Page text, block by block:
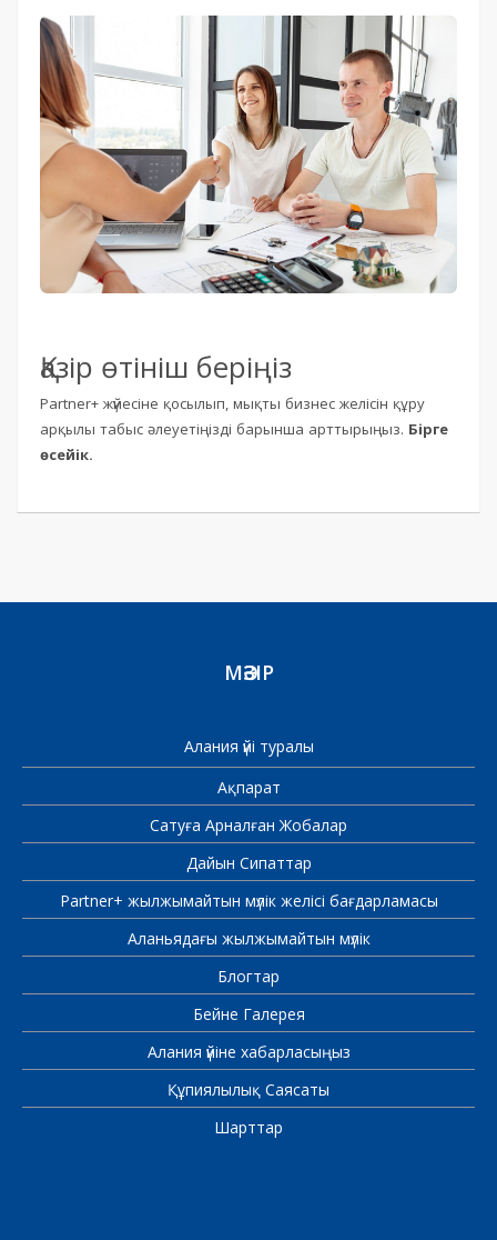
Қазір өтініш беріңіз
Partner+ жүйесіне қосылып, мықты бизнес желісін құру
арқылы табыс әлеуетіңізді барынша арттырыңыз. Бірге
өсейік.
МӘЗІР
Алания үйі туралы
Ақпарат
Сатуға Арналған Жобалар
Дайын Сипаттар
Partner+ жылжымайтын мүлік желісі бағдарламасы
Аланьядағы жылжымайтын мүлік
Блогтар
Бейне Галерея
Алания үйіне хабарласыңыз
Құпиялылық Саясаты
Шарттар